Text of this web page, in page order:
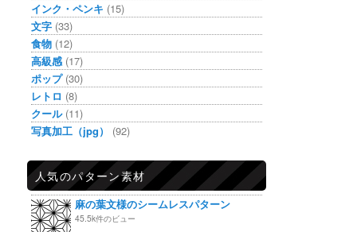
インク・ペンキ (15)
文字 (33)
食物 (12)
高級感 (17)
ポップ(30)
レトロ (8)
クール(11)
写真加工（jpg）
(92)
人気のパターン素材
麻の葉文様のシームレスパターン
45.5k件のビュー